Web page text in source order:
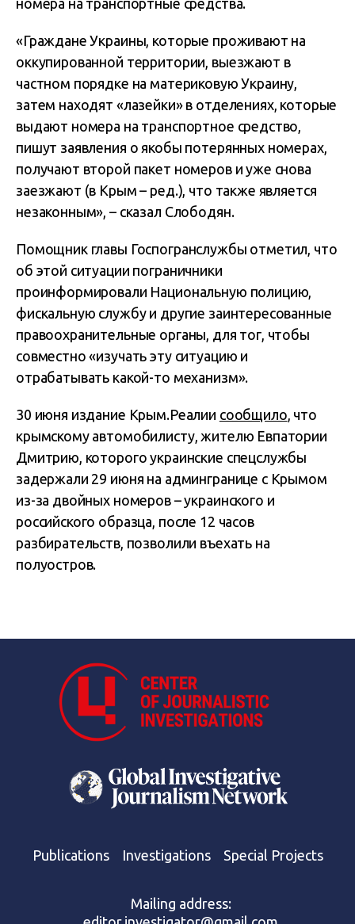
номера на транспортные средства.
«Граждане Украины, которые проживают на
оккупированной территории, выезжают в
частном порядке на материковую Украину,
затем находят «лазейки» в отделениях, которые
выдают номера на транспортное средство,
пишут заявления о якобы потерянных номерах,
получают второй пакет номеров и уже снова
заезжают (в Крым – ред.), что также является
незаконным», – сказал Слободян.
Помощник главы Госпогранслужбы отметил, что
об этой ситуации пограничники
проинформировали Национальную полицию,
фискальную службу и другие заинтересованные
правоохранительные органы, для тог, чтобы
совместно «изучать эту ситуацию и
отрабатывать какой-то механизм».
30 июня издание Крым.Реалии сообщило, что
крымскому автомобилисту, жителю Евпатории
Дмитрию, которого украинские спецслужбы
задержали 29 июня на админгранице с Крымом
из-за двойных номеров – украинского и
российского образца, после 12 часов
разбирательств, позволили въехать на
полуостров.
Publications Investigations Special Projects
Mailing address: